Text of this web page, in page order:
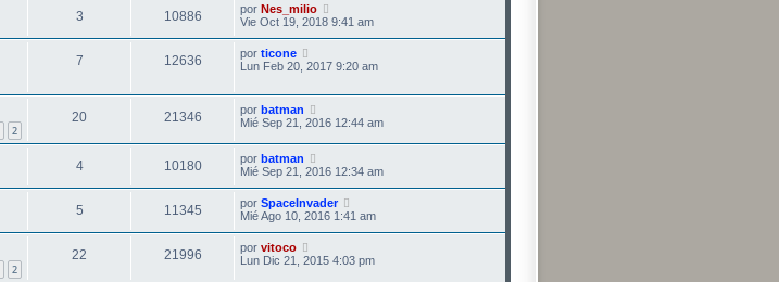
3 10886 por Nes_milio
Vie Oct 19, 2018 9:41 am
7 12636 por ticone
Lun Feb 20, 2017 9:20 am
2
20 21346 por batman
Mié Sep 21, 2016 12:44 am
4 10180 por batman
Mié Sep 21, 2016 12:34 am
5 11345 por SpaceInvader
Mié Ago 10, 2016 1:41 am
2
22 21996 por vitoco
Lun Dic 21, 2015 4:03 pm